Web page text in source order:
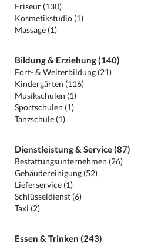
Friseur (130)
Kosmetikstudio (1)
Massage (1)
Bildung & Erziehung (140)
Fort- & Weiterbildung (21)
Kindergärten (116)
Musikschulen (1)
Sportschulen (1)
Tanzschule (1)
Dienstleistung & Service (87)
Bestattungsunternehmen (26)
Gebäudereinigung (52)
Lieferservice (1)
Schlüsseldienst (6)
Taxi (2)
Essen & Trinken (243)